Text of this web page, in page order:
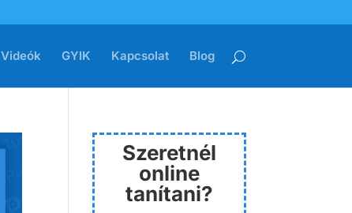
Videók GYIK Kapcsolat Blog
Szeretnél
online
tanítani?